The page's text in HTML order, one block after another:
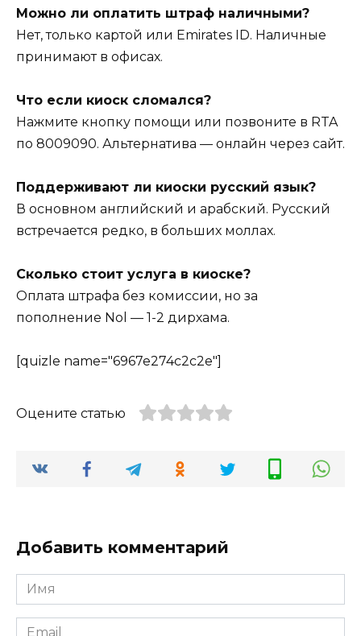
Можно ли оплатить штраф наличными?
Нет, только картой или Emirates ID. Наличные
принимают в офисах.
Что если киоск сломался?
Нажмите кнопку помощи или позвоните в RTA
по 8009090. Альтернатива — онлайн через сайт.
Поддерживают ли киоски русский язык?
В основном английский и арабский. Русский
встречается редко, в больших моллах.
Сколько стоит услуга в киоске?
Оплата штрафа без комиссии, но за
пополнение Nol — 1-2 дирхама.
[quizle name="6967e274c2c2e"]
Оцените статью
Добавить комментарий
Имя
*
Email